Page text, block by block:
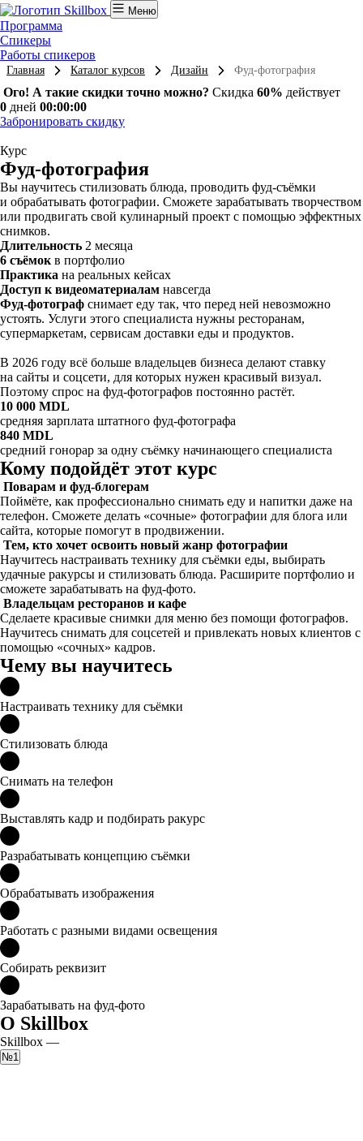
Меню
Программа
Спикеры
Работы спикеров
Главная Каталог курсов Дизайн Фуд-фотография
Ого! А такие скидки точно можно? Скидка 60% действует
0 дней 00:00:00
Забронировать скидку
Курс
Фуд-фотография
Вы научитесь стилизовать блюда, проводить фуд-съёмки
и обрабатывать фотографии. Сможете зарабатывать творчеством
или продвигать свой кулинарный проект с помощью эффектных
снимков.
Длительность 2 месяца
6 съёмок в портфолио
Практика на реальных кейсах
Доступ к видеоматериалам навсегда
Фуд-фотограф снимает еду так, что перед ней невозможно
устоять. Услуги этого специалиста нужны ресторанам,
супермаркетам, сервисам доставки еды и продуктов.
В 2026 году всё больше владельцев бизнеса делают ставку
на сайты и соцсети, для которых нужен красивый визуал.
Поэтому спрос на фуд-фотографов постоянно растёт.
10 000 MDL
средняя зарплата штатного фуд-фотографа
840 MDL
средний гонорар за одну съёмку начинающего специалиста
Кому подойдёт этот курс
Поварам и фуд-блогерам
Поймёте, как профессионально снимать еду и напитки даже на
телефон. Сможете делать «сочные» фотографии для блога или
сайта, которые помогут в продвижении.
Тем, кто хочет освоить новый жанр фотографии
Научитесь настраивать технику для съёмки еды, выбирать
удачные ракурсы и стилизовать блюда. Расширите портфолио и
сможете зарабатывать на фуд-фото.
Владельцам ресторанов и кафе
Сделаете красивые снимки для меню без помощи фотографов.
Научитесь снимать для соцсетей и привлекать новых клиентов с
помощью «сочных» кадров.
Чему вы научитесь
Настраивать технику для съёмки
Стилизовать блюда
Снимать на телефон
Выставлять кадр и подбирать ракурс
Разрабатывать концепцию съёмки
Обрабатывать изображения
Работать с разными видами освещения
Собирать реквизит
Зарабатывать на фуд-фото
О Skillbox
Skillbox —
№1